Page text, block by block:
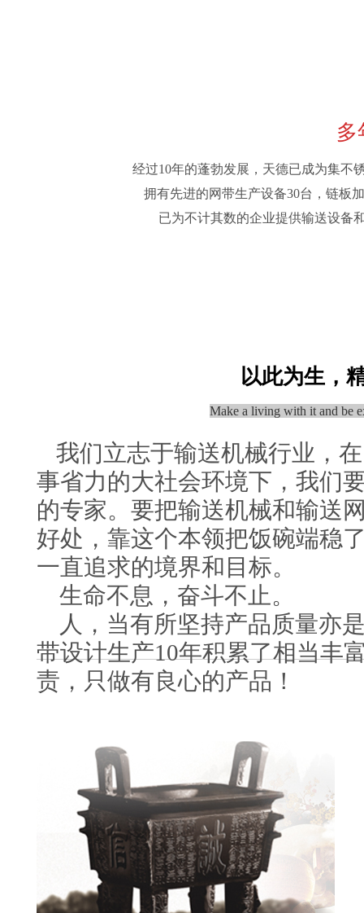
多
经过10年的蓬勃发展，天德已成为集不
拥有先进的网带生产设备30台，链板
已为不计其数的企业提供输送设备
以此为生，
Make a living with it and be
我们立志于输送机械行业，
事省力的大社会环境下，我们
的专家。要把输送机械和输送
好处，靠这个本领把饭碗端稳
一直追求的境界和目标。
生命不息，奋斗不止。
人，当有所坚持产品质量亦
带设计生产10年积累了相当丰
责，只做有良心的产品！